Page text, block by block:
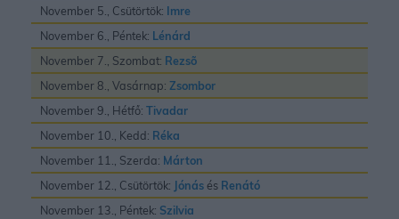
November 5., Csütörtök: Imre
November 6., Péntek: Lénárd
November 7., Szombat: Rezsõ
November 8., Vasárnap: Zsombor
November 9., Hétfő: Tivadar
November 10., Kedd: Réka
November 11., Szerda: Márton
November 12., Csütörtök: Jónás és Renátó
November 13., Péntek: Szilvia